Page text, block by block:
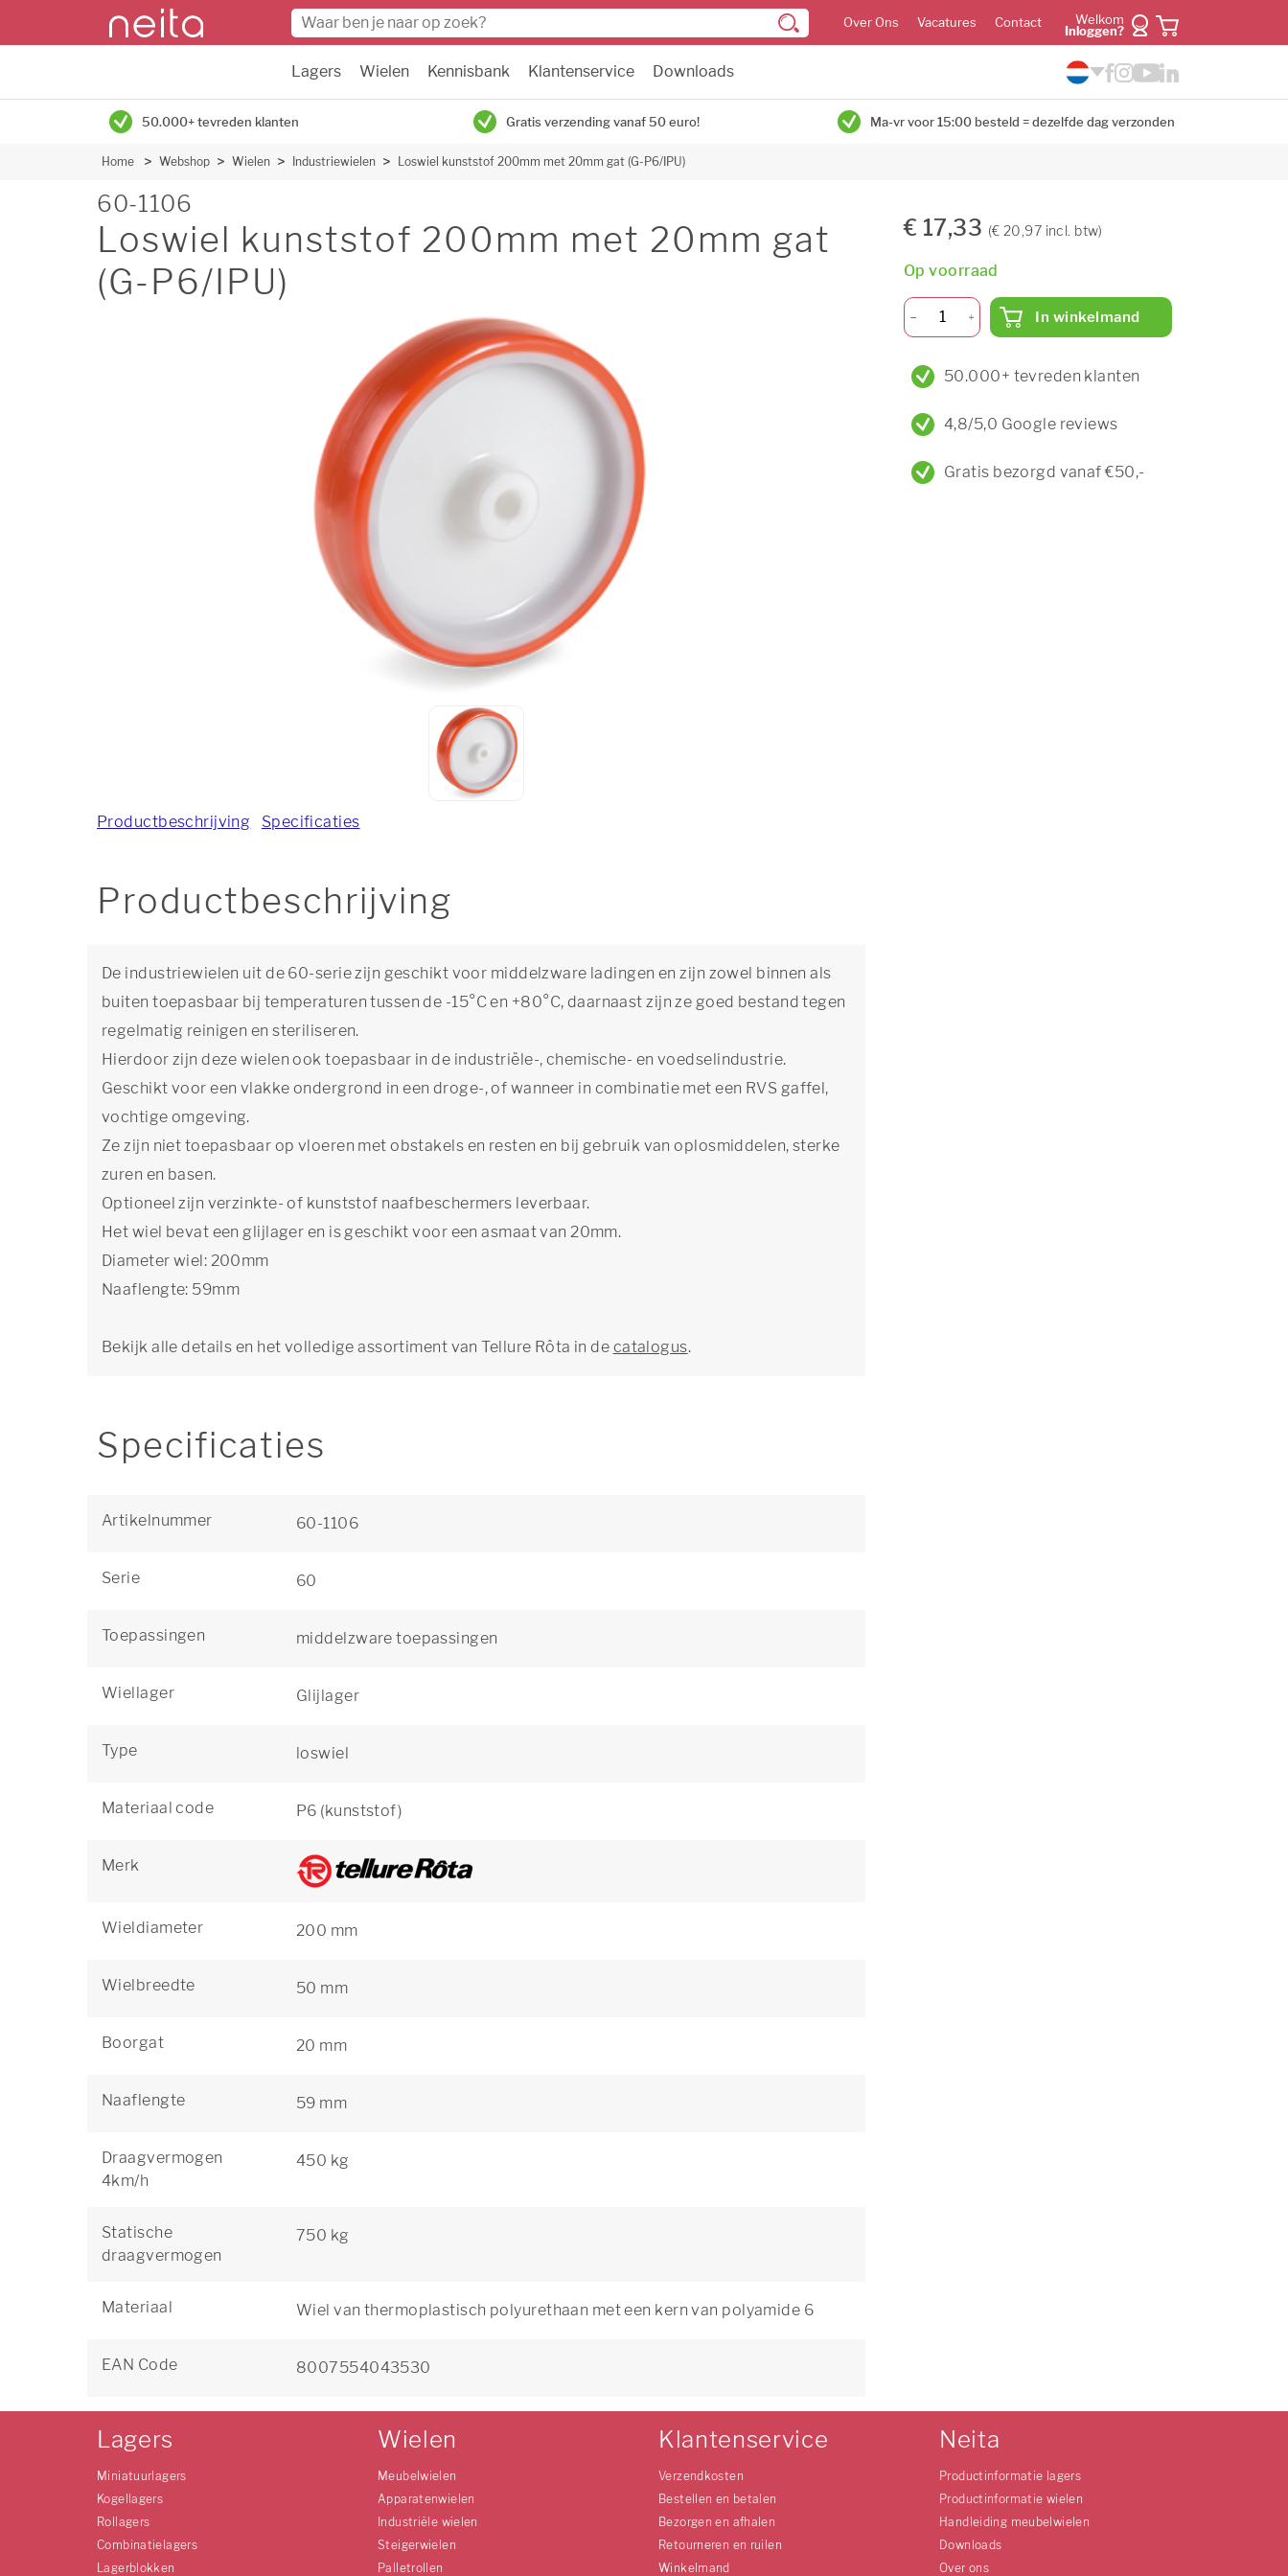
Over Ons Vacatures Contact
Welkom
Inloggen?
Lagers Wielen Kennisbank Klantenservice Downloads
50.000+ tevreden klanten Gratis verzending vanaf 50 euro! Ma-vr voor 15:00 besteld = dezelfde dag verzonden
Home Webshop Wielen Industriewielen Loswiel kunststof 200mm met 20mm gat (G-P6/IPU)
60-1106
Loswiel kunststof 200mm met 20mm gat
(G-P6/IPU)
Productbeschrijving Specificaties
Productbeschrijving
De industriewielen uit de 60-serie zijn geschikt voor middelzware ladingen en zijn zowel binnen als
buiten toepasbaar bij temperaturen tussen de -15°C en +80°C, daarnaast zijn ze goed bestand tegen
regelmatig reinigen en steriliseren.
Hierdoor zijn deze wielen ook toepasbaar in de industriële-, chemische- en voedselindustrie.
Geschikt voor een vlakke ondergrond in een droge-, of wanneer in combinatie met een RVS gaffel,
vochtige omgeving.
Ze zijn niet toepasbaar op vloeren met obstakels en resten en bij gebruik van oplosmiddelen, sterke
zuren en basen.
Optioneel zijn verzinkte- of kunststof naafbeschermers leverbaar.
Het wiel bevat een glijlager en is geschikt voor een asmaat van 20mm.
Diameter wiel: 200mm
Naaflengte: 59mm
Bekijk alle details en het volledige assortiment van Tellure Rôta in de catalogus.
Specificaties
Artikelnummer 60-1106
Serie 60
Toepassingen middelzware toepassingen
Wiellager Glijlager
Type loswiel
Materiaal code P6 (kunststof)
Merk
Wieldiameter 200 mm
Wielbreedte 50 mm
Boorgat 20 mm
Naaflengte 59 mm
Draagvermogen
4km/h
450 kg
Statische
draagvermogen
750 kg
Materiaal Wiel van thermoplastisch polyurethaan met een kern van polyamide 6
EAN Code 8007554043530
€ 17,33 (€ 20,97 incl. btw)
Op voorraad
In winkelmand
50.000+ tevreden klanten
4,8/5,0 Google reviews
Gratis bezorgd vanaf €50,-
Lagers
Miniatuurlagers
Kogellagers
Rollagers
Combinatielagers
Lagerblokken
Wielen
Meubelwielen
Apparatenwielen
Industriële wielen
Steigerwielen
Palletrollen
Klantenservice
Verzendkosten
Bestellen en betalen
Bezorgen en afhalen
Retourneren en ruilen
Winkelmand
Neita
Productinformatie lagers
Productinformatie wielen
Handleiding meubelwielen
Downloads
Over ons